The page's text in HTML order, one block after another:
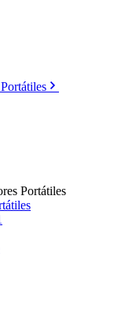
Portátiles